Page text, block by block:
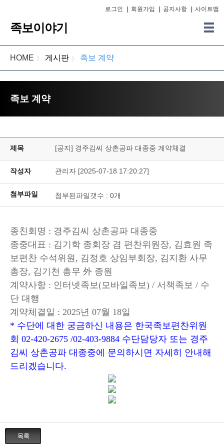
족보이야기
로그인 회원가입 공지사항 사이트맵
HOME 〉 게시판 〉 족보 계약
족보 계약
제목 [공지] 경주김씨 상촌공파 대종중 계약체결
작성자 관리자 [2025-07-18 17:20:27]
첨부파일 첨부된파일갯수 : 0개
종친회명 : 경주김씨 상촌공파 대종중
종중대표 : 김기학 종회장 겸 편찬위원장, 김효원 족
보편찬 수석위원, 김정호 상임부회장, 김지환 사무
총장, 김기천 총무 外 종원
계약사항 : 인터넷족보(모바일족보) / 서책족보 / 수
단 대행
계약체결일 : 2025년 07월 18일
* 수단에 대한 궁금하신 내용은 한국족보편찬위원
회 02-420-2675 /02-403-9884 수단담당자 또는 경주
김씨 상촌공파 대종중에 문의하시면 자세히 안내해
드리겠습니다.